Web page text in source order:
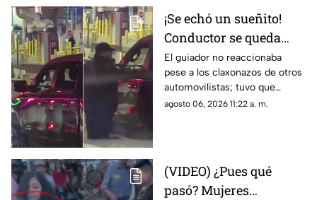
¡Se echó un sueñito!
Conductor se queda
dormido en la fila del
puente libre y se
viraliza en Ciudad
Juárez
El guiador no reaccionaba
pese a los claxonazos de otros
automovilistas; tuvo que
intervenir un agente de CBP
agosto 06, 2026 11:22 a. m.
(VIDEO) ¿Pues qué
pasó? Mujeres